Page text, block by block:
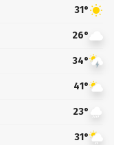
31°
26°
34°
41°
23°
31°